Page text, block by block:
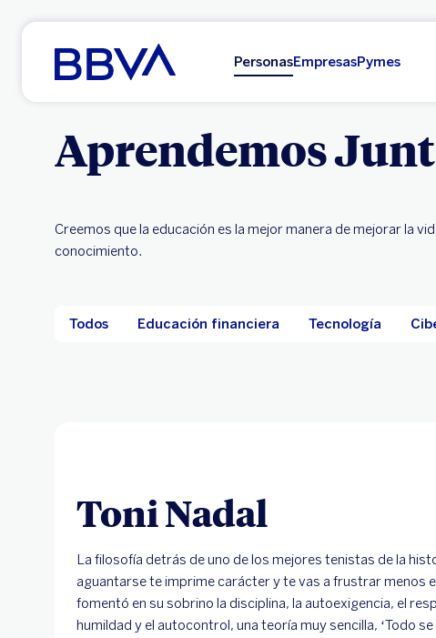
Ir al contenido principal
PersonasEmpresasPymes
Aprendemos
Creemos que la educación es la mejor manera de mejorar la
conocimiento.
Todos Educación financiera Tecnología
Toni Nadal
La filosofía detrás de uno de los mejores tenistas de la
aguantarse te imprime carácter y te vas a frustrar menos
fomentó en su sobrino la disciplina, la autoexigencia, el
humildad y el autocontrol, una teoría muy sencilla, ‘Todo